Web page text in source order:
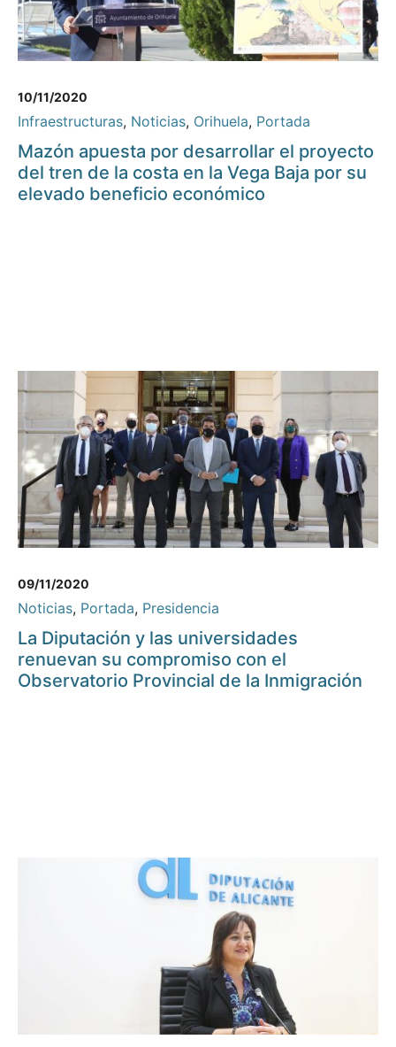
10/11/2020
Infraestructuras, Noticias, Orihuela, Portada
Mazón apuesta por desarrollar el proyecto
del tren de la costa en la Vega Baja por su
elevado beneficio económico
09/11/2020
Noticias, Portada, Presidencia
La Diputación y las universidades
renuevan su compromiso con el
Observatorio Provincial de la Inmigración